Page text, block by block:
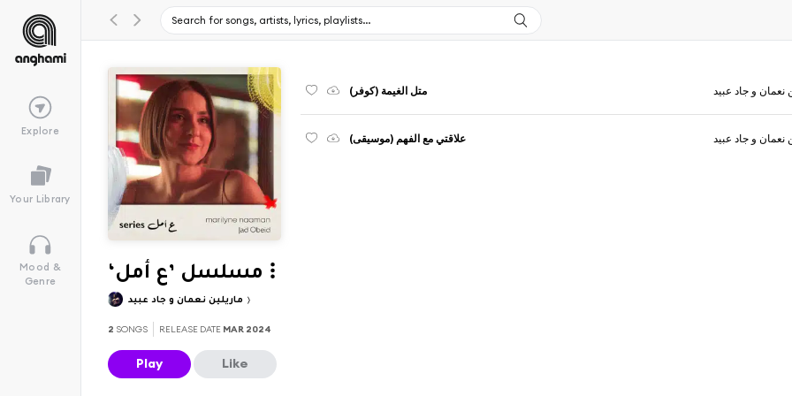
Explore
Your Library
Mood &
Genre
‘مسلسل ’ع أمل
2 SONGS RELEASE DATE MAR 2024
Play Like
متل الغيمة (كوفر) نعمان و جاد عبيد
علاقتي مع الفهم (موسيقى) نعمان و جاد عبيد